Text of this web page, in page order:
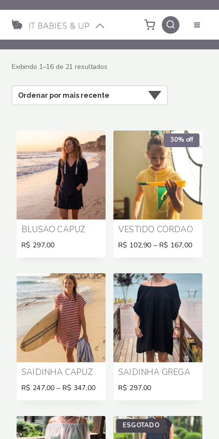
para
Conteúdo
Exibindo 1–16 de 21 resultadosClassificado
mais
recente
BLUSÃO CAPUZ
R$ 297,00
30% off
VESTIDO CORDÃO
R$ 102,90 – R$ 167,00
SAIDINHA CAPUZ
R$ 247,00 – R$ 347,00
R$ 347,00
SAIDINHA GREGA
R$ 297,00
ESGOTADO